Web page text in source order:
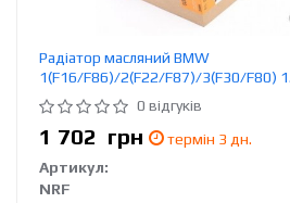
Радіатор масляний BMW
1(F16/F86)/2(F22/F87)/3(F30/F80)
0 відгуків
1 702 грн
термін 3 дн.
Артикул:
NRF